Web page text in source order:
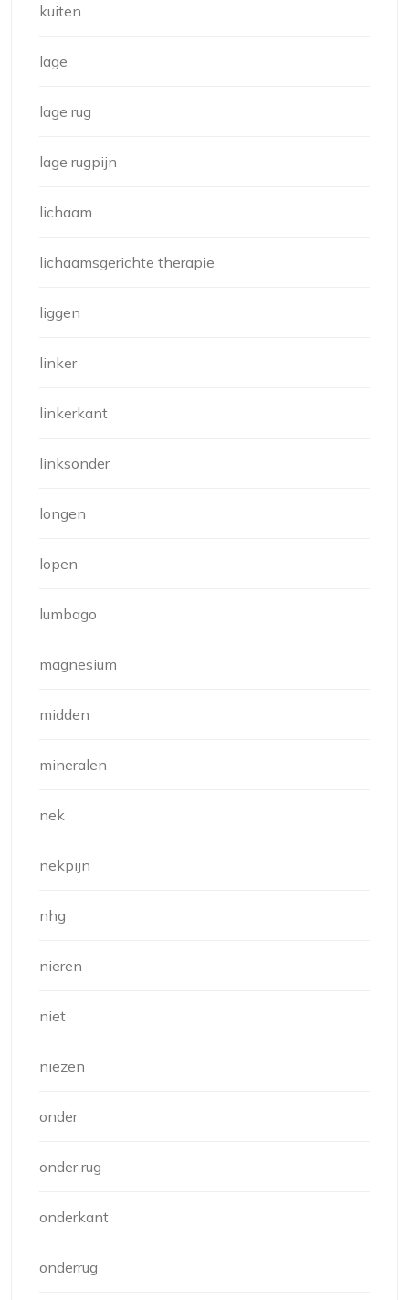
kuiten
lage
lage rug
lage rugpijn
lichaam
lichaamsgerichte therapie
liggen
linker
linkerkant
linksonder
longen
lopen
lumbago
magnesium
midden
mineralen
nek
nekpijn
nhg
nieren
niet
niezen
onder
onder rug
onderkant
onderrug